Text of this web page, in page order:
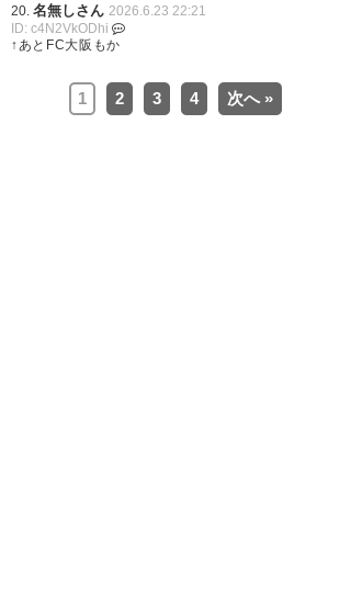
20. 名無しさん 2026.6.23 22:21
ID: c4N2VkODhi
↑あとFC大阪もか
1 2 3 4 次へ »